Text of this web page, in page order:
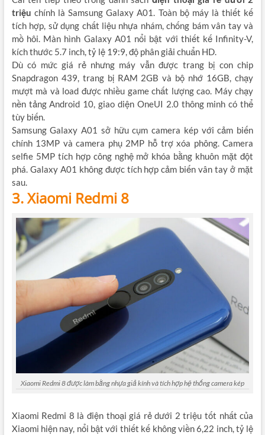
triệu chính là Samsung Galaxy A01. Toàn bộ máy là thiết kế
tích hợp, sử dụng chất liệu nhựa nhám, chống bám vân tay và
mồ hôi. Màn hình Galaxy A01 nổi bật với thiết kế Infinity-V,
kích thước 5.7 inch, tỷ lệ 19:9, độ phân giải chuẩn HD.
Dù có mức giá rẻ nhưng máy vẫn được trang bị con chip
Snapdragon 439, trang bị RAM 2GB và bộ nhớ 16GB, chạy
mượt mà và load được nhiều game chất lượng cao. Máy chạy
nền tảng Android 10, giao diện OneUI 2.0 thông minh có thể
tùy biến.
Samsung Galaxy A01 sở hữu cụm camera kép với cảm biến
chính 13MP và camera phụ 2MP hỗ trợ xóa phông. Camera
selfie 5MP tích hợp công nghệ mở khóa bằng khuôn mặt đột
phá. Galaxy A01 không được tích hợp cảm biến vân tay ở mặt
sau.
3. Xiaomi Redmi 8
Xiaomi Redmi 8 được làm bằng nhựa giả kính và tích hợp hệ thống camera kép
Xiaomi Redmi 8 là điện thoại giá rẻ dưới 2 triệu tốt nhất của
Xiaomi hiện nay, nổi bật với thiết kế không viền 6,22 inch, tỷ lệ